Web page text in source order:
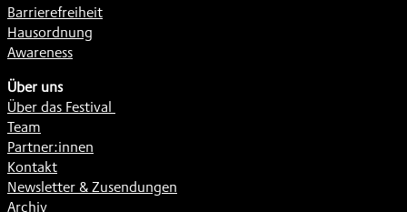
Barrierefreiheit
Hausordnung
Awareness
Über uns
Über das Festival
Team
Partner:innen
Kontakt
Newsletter & Zusendungen
Archiv